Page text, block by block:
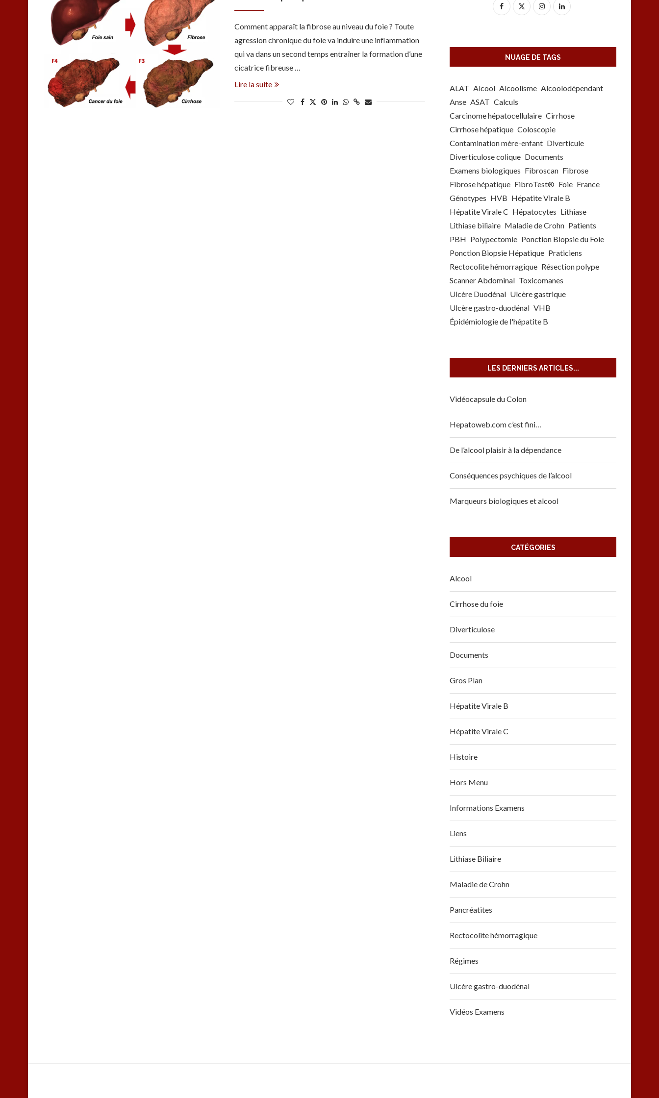
Comment apparaît la fibrose au niveau du foie ? Toute
agression chronique du foie va induire une inflammation
qui va dans un second temps entraîner la formation d’une
cicatrice fibreuse …
Lire la suite
NUAGE DE TAGS
ALAT Alcool Alcoolisme Alcoolodépendant
Anse ASAT Calculs
Carcinome hépatocellulaire Cirrhose
Cirrhose hépatique Coloscopie
Contamination mère-enfant Diverticule
Diverticulose colique Documents
Examens biologiques Fibroscan Fibrose
Fibrose hépatique FibroTest® Foie France
Génotypes HVB Hépatite Virale B
Hépatite Virale C Hépatocytes Lithiase
Lithiase biliaire Maladie de Crohn Patients
PBH Polypectomie Ponction Biopsie du Foie
Ponction Biopsie Hépatique Praticiens
Rectocolite hémorragique Résection polype
Scanner Abdominal Toxicomanes
Ulcère Duodénal Ulcère gastrique
Ulcère gastro-duodénal VHB
Épidémiologie de l'hépatite B
LES DERNIERS ARTICLES...
Vidéocapsule du Colon
Hepatoweb.com c’est fini…
De l’alcool plaisir à la dépendance
Conséquences psychiques de l’alcool
Marqueurs biologiques et alcool
CATÉGORIES
Alcool
Cirrhose du foie
Diverticulose
Documents
Gros Plan
Hépatite Virale B
Hépatite Virale C
Histoire
Hors Menu
Informations Examens
Liens
Lithiase Biliaire
Maladie de Crohn
Pancréatites
Rectocolite hémorragique
Régimes
Ulcère gastro-duodénal
Vidéos Examens